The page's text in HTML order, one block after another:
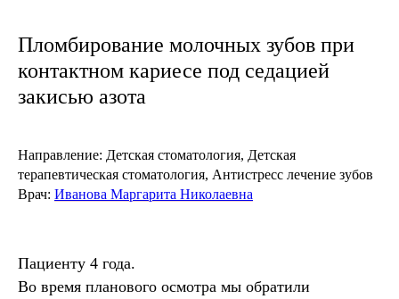
Пломбирование молочных зубов при
контактном кариесе под седацией
закисью азота
Направление: Детская стоматология, Детская
терапевтическая стоматология, Антистресс лечение зубов
Врач: Иванова Маргарита Николаевна
Пациенту 4 года.
Во время планового осмотра мы обратили